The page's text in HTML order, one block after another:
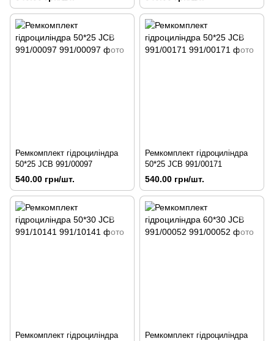
Ремкомплект гідроциліндра
50*25 JCB 991/00097
540.00 грн/шт.
Ремкомплект гідроциліндра
50*25 JCB 991/00171
540.00 грн/шт.
Ремкомплект гідроциліндра
Ремкомплект гідроциліндра